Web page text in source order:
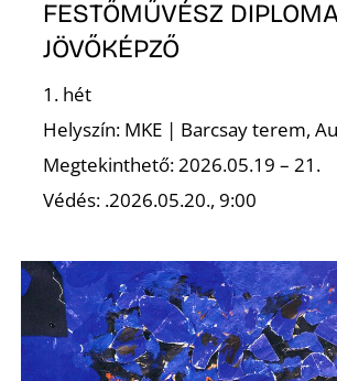
FESTŐMŰVÉSZ
JÖVŐKÉPZŐ
1. hét
Helyszín: MKE | Barcsay terem,
Megtekinthető: 2026.05.19 – 21.
Védés: .2026.05.20., 9:00